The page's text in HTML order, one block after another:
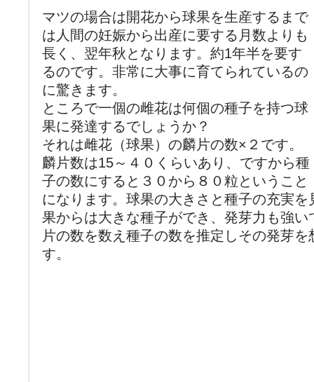
マツの場合は開花から球果を生産するまで
は人間の妊娠から出産に要する月数よりも
長く、翌年秋となります。約1年半を要す
るのです。非常に大事に育てられているの
に驚きます。
ところで一個の雌花は何個の種子を持つ球
果に発達するでしょうか？
それは雌花（球果）の麟片の数×２です。
麟片数は15～４０くらいあり、ですから種
子の数にすると３０から８０粒ということ
になります。球果の大きさと種子の充実
果からは大きな種子ができ、発芽力も強
片の数を数え種子の数を推定しその発芽
す。